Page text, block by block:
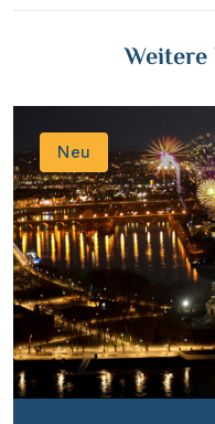
Neu